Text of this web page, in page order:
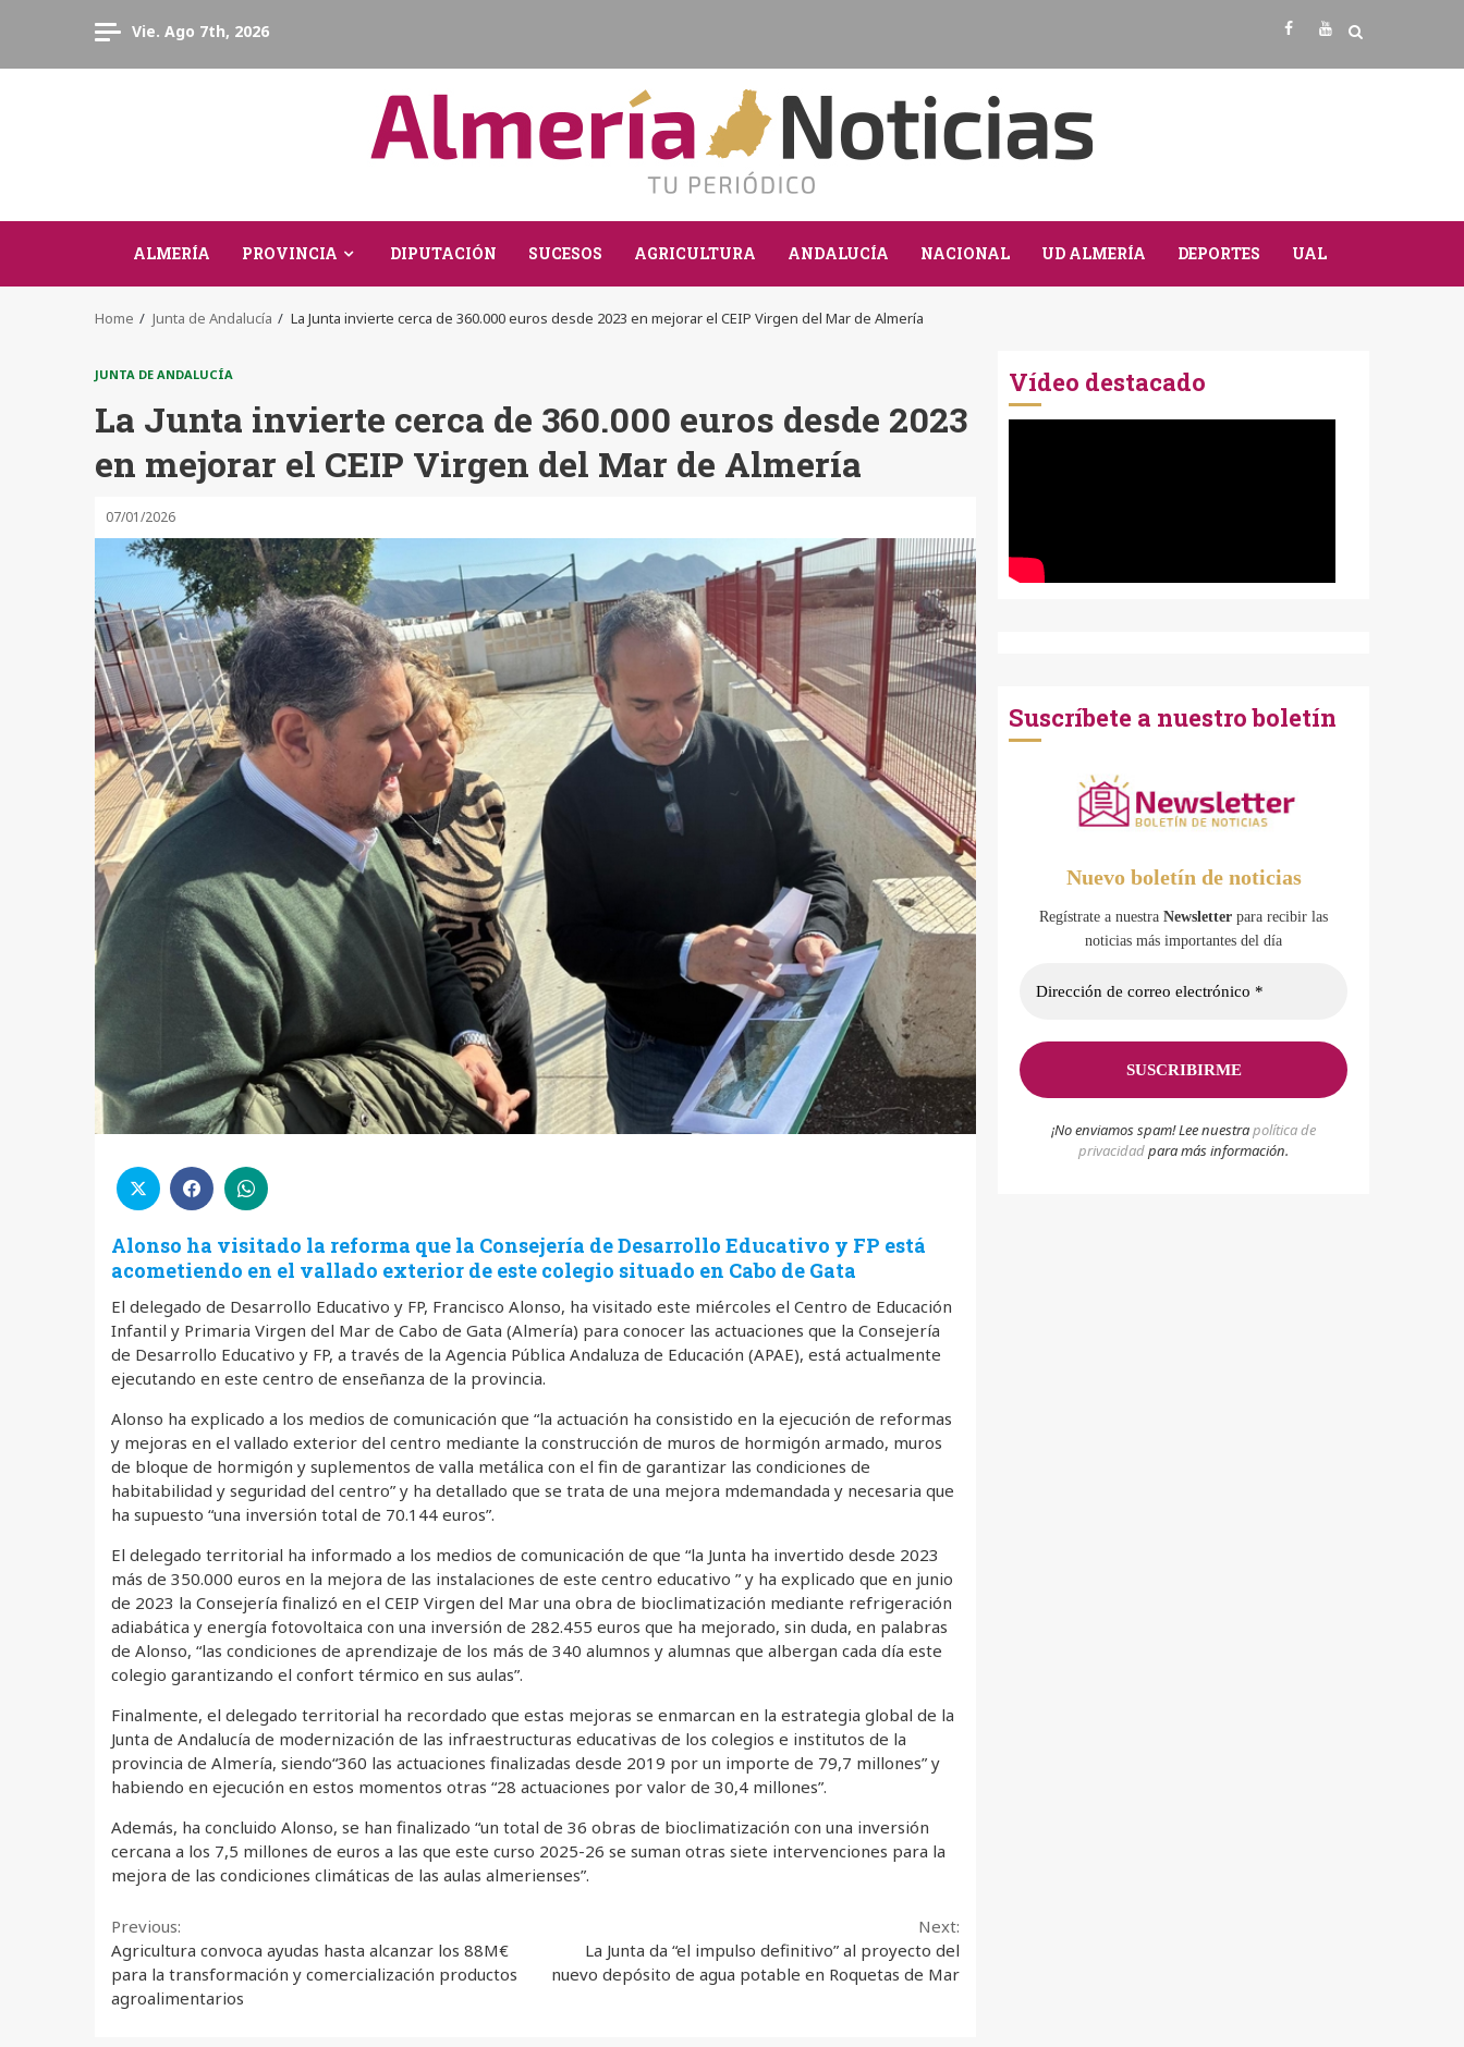
Vie. Ago 7th, 2026 Facebook
Youtube
ALMERÍA PROVINCIA DIPUTACIÓN SUCESOS AGRICULTURA ANDALUCÍA NACIONAL UD ALMERÍA DEPORTES UAL
Home Junta de Andalucía La Junta invierte cerca de 360.000 euros desde 2023 en mejorar el CEIP Virgen del Mar de Almería
JUNTA DE ANDALUCÍA
La Junta invierte cerca de 360.000 euros desde 2023
en mejorar el CEIP Virgen del Mar de Almería
07/01/2026
Alonso ha visitado la reforma que la Consejería de Desarrollo Educativo y FP está
acometiendo en el vallado exterior de este colegio situado en Cabo de Gata
El delegado de Desarrollo Educativo y FP, Francisco Alonso, ha visitado este miércoles el Centro de Educación
Infantil y Primaria Virgen del Mar de Cabo de Gata (Almería) para conocer las actuaciones que la Consejería
de Desarrollo Educativo y FP, a través de la Agencia Pública Andaluza de Educación (APAE), está actualmente
ejecutando en este centro de enseñanza de la provincia.
Alonso ha explicado a los medios de comunicación que “la actuación ha consistido en la ejecución de reformas
y mejoras en el vallado exterior del centro mediante la construcción de muros de hormigón armado, muros
de bloque de hormigón y suplementos de valla metálica con el fin de garantizar las condiciones de
habitabilidad y seguridad del centro” y ha detallado que se trata de una mejora mdemandada y necesaria que
ha supuesto “una inversión total de 70.144 euros”.
El delegado territorial ha informado a los medios de comunicación de que “la Junta ha invertido desde 2023
más de 350.000 euros en la mejora de las instalaciones de este centro educativo ” y ha explicado que en junio
de 2023 la Consejería finalizó en el CEIP Virgen del Mar una obra de bioclimatización mediante refrigeración
adiabática y energía fotovoltaica con una inversión de 282.455 euros que ha mejorado, sin duda, en palabras
de Alonso, “las condiciones de aprendizaje de los más de 340 alumnos y alumnas que albergan cada día este
colegio garantizando el confort térmico en sus aulas”.
Finalmente, el delegado territorial ha recordado que estas mejoras se enmarcan en la estrategia global de la
Junta de Andalucía de modernización de las infraestructuras educativas de los colegios e institutos de la
provincia de Almería, siendo“360 las actuaciones finalizadas desde 2019 por un importe de 79,7 millones” y
habiendo en ejecución en estos momentos otras “28 actuaciones por valor de 30,4 millones”.
Además, ha concluido Alonso, se han finalizado “un total de 36 obras de bioclimatización con una inversión
cercana a los 7,5 millones de euros a las que este curso 2025-26 se suman otras siete intervenciones para la
mejora de las condiciones climáticas de las aulas almerienses”.
Continue
Reading
Previous:
Agricultura convoca ayudas hasta alcanzar los 88M€
para la transformación y comercialización productos
agroalimentarios
Next:
La Junta da “el impulso definitivo” al proyecto del
nuevo depósito de agua potable en Roquetas de Mar
Vídeo destacado
Suscríbete a nuestro boletín
Nuevo boletín de noticias
Regístrate a nuestra Newsletter para recibir las
noticias más importantes del día
¡No enviamos spam! Lee nuestrapolítica de
privacidadpara más información.